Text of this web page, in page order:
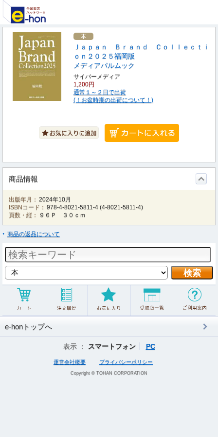
Ｊａｐａｎ Ｂｒａｎｄ Ｃｏｌｌｅｃｔｉ
ｏｎ２０２５福岡版
メディアパルムック
サイバーメディア
1,200円
通常１～２日で出荷
(！お盆時期の出荷について！)
商品情報
出版年月： 2024年10月
ISBNコード： 978-4-8021-5811-4 (4-8021-5811-4)
頁数・縦：
９６Ｐ ３０ｃｍ
商品の返品について
e-honトップへ
表示 ： スマートフォン PC
運営会社概要 プライバシーポリシー
Copyright © TOHAN CORPORATION